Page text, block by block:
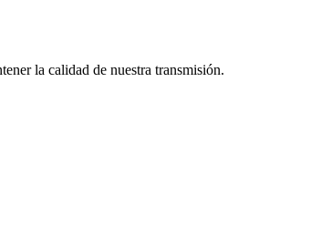
la calidad de nuestra transmisión.